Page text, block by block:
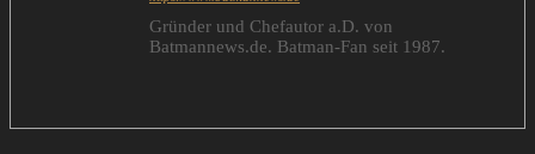
Gründer und Chefautor a.D. von
Batmannews.de. Batman-Fan seit 1987.